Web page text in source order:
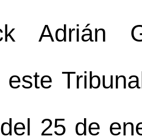
Adrián
25 de